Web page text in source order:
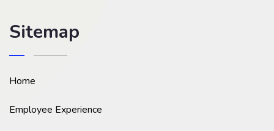
Sitemap
Home
Employee Experience